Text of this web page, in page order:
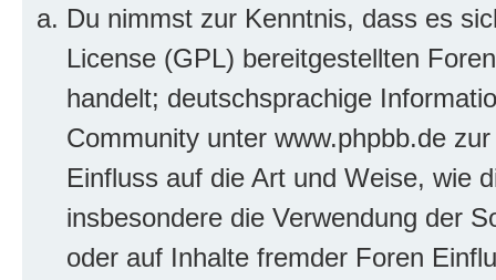
Du nimmst zur Kenntnis, dass es
License (GPL) bereitgestellten
handelt; deutschsprachige
Community unter www.phpbb.de
Einfluss auf die Art und Weise, wie
insbesondere die Verwendung der
oder auf Inhalte fremder Foren